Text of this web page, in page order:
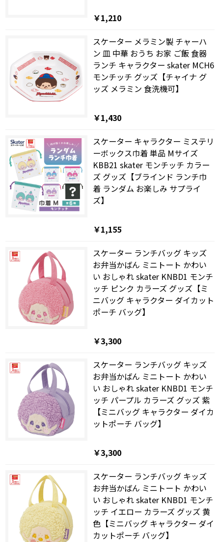
￥1,210
スケーター メラミン製 チャーハ
ン 皿 中華 おうち お家 ご飯 食器
ランチ キャラクター skater MCH6
モンチッチ グッズ【チャイナ グ
ッズ メラミン 食洗機可】
￥1,430
スケーター キャラクター ミステリ
ーボックス巾着 単品 Mサイズ
KBB21 skater モンチッチ カラー
ズ グッズ【ブラインド ランチ巾
着 ランダム お楽しみ サプライ
ズ】
￥1,155
スケーター ランチバッグ キッズ
お弁当かばん ミニトート かわい
い おしゃれ skater KNBD1 モンチ
ッチ ピンク カラーズ グッズ【ミ
ニバッグ キャラクター ダイカット
ポーチ バッグ】
￥3,300
スケーター ランチバッグ キッズ
お弁当かばん ミニトート かわい
い おしゃれ skater KNBD1 モンチ
ッチ パープル カラーズ グッズ 紫
【ミニバッグ キャラクター ダイカ
ットポーチ バッグ】
￥3,300
スケーター ランチバッグ キッズ
お弁当かばん ミニトート かわい
い おしゃれ skater KNBD1 モンチ
ッチ イエロー カラーズ グッズ 黄
色【ミニバッグ キャラクター ダイ
カットポーチ バッグ】